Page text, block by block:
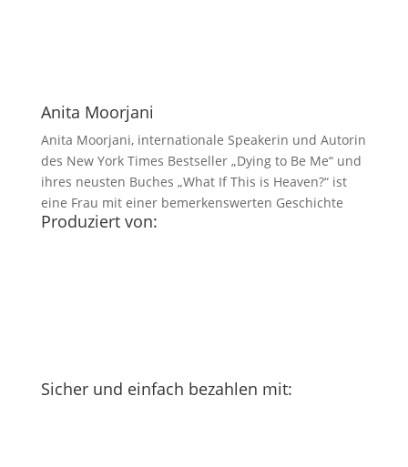
Anita Moorjani
Anita Moorjani, internationale Speakerin und Autorin
des New York Times Bestseller „Dying to Be Me“ und
ihres neusten Buches „What If This is Heaven?“ ist
eine Frau mit einer bemerkenswerten Geschichte
Produziert von:
Sicher und einfach bezahlen mit: